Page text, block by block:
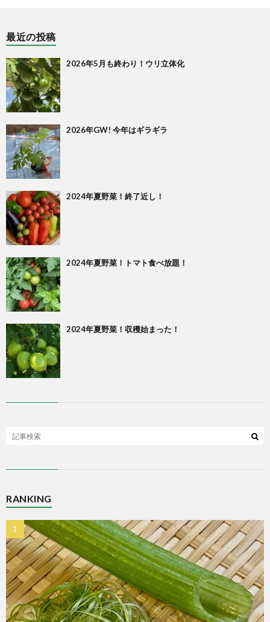
最近の投稿
2026年5月も終わり！ウリ立体化
2026年GW! 今年はギラギラ
2024年夏野菜！終了近し！
2024年夏野菜！トマト食べ放題！
2024年夏野菜！収穫始まった！
RANKING